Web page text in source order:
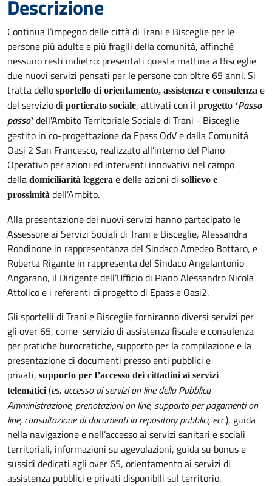
Descrizione
Continua l’impegno delle città di Trani e Bisceglie per le
persone più adulte e più fragili della comunità, affinché
nessuno resti indietro: presentati questa mattina a Bisceglie
due nuovi servizi pensati per le persone con oltre 65 anni. Si
tratta dello sportello di orientamento, assistenza e consulenza e
del servizio di portierato sociale, attivati con il progetto ‘Passo
passo’ dell'Ambito Territoriale Sociale di Trani - Bisceglie
gestito in co-progettazione da Epass OdV e dalla Comunità
Oasi 2 San Francesco, realizzato all’interno del Piano
Operativo per azioni ed interventi innovativi nel campo
della domiciliarità leggera e delle azioni di sollievo e
prossimità dell’Ambito.
Alla presentazione dei nuovi servizi hanno partecipato le
Assessore ai Servizi Sociali di Trani e Bisceglie, Alessandra
Rondinone in rappresentanza del Sindaco Amedeo Bottaro, e
Roberta Rigante in rappresenta del Sindaco Angelantonio
Angarano, il Dirigente dell’Ufficio di Piano Alessandro Nicola
Attolico e i referenti di progetto di Epass e Oasi2.
Gli sportelli di Trani e Bisceglie forniranno diversi servizi per
gli over 65, come servizio di assistenza fiscale e consulenza
per pratiche burocratiche, supporto per la compilazione e la
presentazione di documenti presso enti pubblici e
privati, supporto per l’accesso dei cittadini ai servizi
telematici (es. accesso ai servizi on line della Pubblica
Amministrazione, prenotazioni on line, supporto per pagamenti on
line, consultazione di documenti in repository pubblici, ecc.), guida
nella navigazione e nell’accesso ai servizi sanitari e sociali
territoriali, informazioni su agevolazioni, guida su bonus e
sussidi dedicati agli over 65, orientamento ai servizi di
assistenza pubblici e privati disponibili sul territorio.